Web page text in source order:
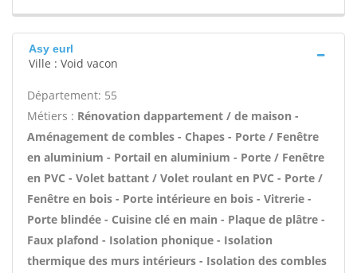
Asy eurl
Ville : Void vacon
Département: 55
Métiers : Rénovation dappartement / de maison -
Aménagement de combles - Chapes - Porte / Fenêtre
en aluminium - Portail en aluminium - Porte / Fenêtre
en PVC - Volet battant / Volet roulant en PVC - Porte /
Fenêtre en bois - Porte intérieure en bois - Vitrerie -
Porte blindée - Cuisine clé en main - Plaque de plâtre -
Faux plafond - Isolation phonique - Isolation
thermique des murs intérieurs - Isolation des combles